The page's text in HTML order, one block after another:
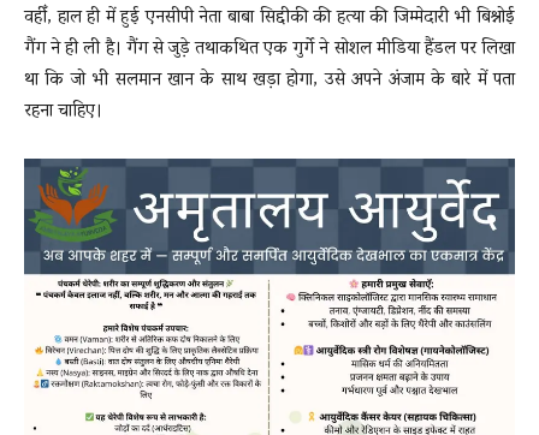
वहीँ, हाल ही में हुई एनसीपी नेता बाबा सिद्दीकी की हत्या की जिम्मेदारी भी बिश्नोई
गैंग ने ही ली है। गैंग से जुड़े तथाकथित एक गुर्गे ने सोशल मीडिया हैंडल पर लिखा
था कि जो भी सलमान खान के साथ खड़ा होगा, उसे अपने अंजाम के बारे में पता
रहना चाहिए।